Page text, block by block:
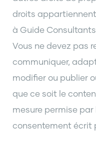
droits
à Guide
Vous ne devez pas
communiquer,
modifier ou publier
que ce soit le
mesure permise
consentement écrit